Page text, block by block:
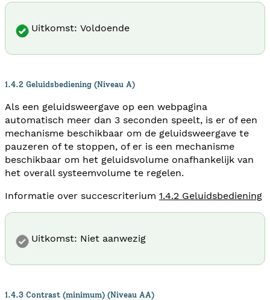
Uitkomst: Voldoende
1.4.2 Geluidsbediening (Niveau A)
Als een geluidsweergave op een webpagina
automatisch meer dan 3 seconden speelt, is er of een
mechanisme beschikbaar om de geluidsweergave te
pauzeren of te stoppen, of er is een mechanisme
beschikbaar om het geluidsvolume onafhankelijk van
het overall systeemvolume te regelen.
Informatie over succescriterium 1.4.2 Geluidsbediening
Uitkomst: Niet aanwezig
1.4.3 Contrast (minimum) (Niveau AA)